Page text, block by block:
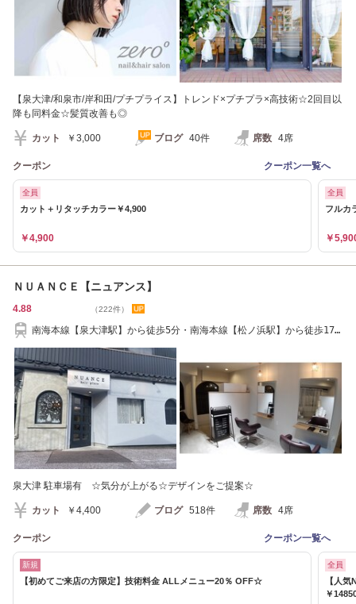
【泉大津/和泉市/岸和田/プチプライス】トレンド×プチプラ×高技術☆2回目以
降も同料金☆髪質改善も◎
カット ￥3,000 ブログ 40件 席数 4席
クーポン クーポン一覧へ
全員
カット＋リタッチカラー￥4,900
￥4,900
全員
フルカ
￥
ＮＵＡＮＣＥ【ニュアンス】
4.88 （222件）
南海本線【泉大津駅】から徒歩5分・南海本線【松ノ浜駅】から徒歩17
泉大津 駐車場有 ☆気分が上がる☆デザインをご提案☆
カット ￥4,400 ブログ 518件 席数 4席
クーポン クーポン一覧へ
新規
【初めてご来店の方限定】技術料金 ALLメニュー20％ OFF☆
全員
【人
￥